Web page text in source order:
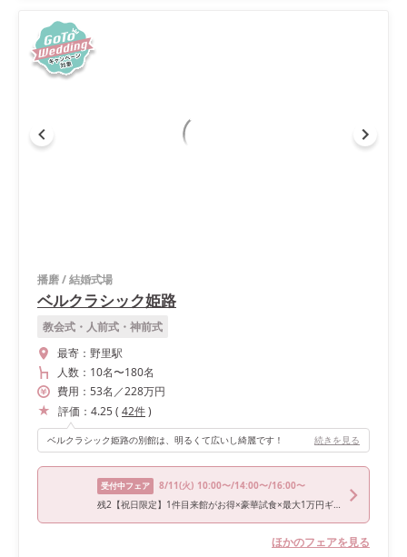
播磨/結婚式場
ベルクラシック姫路
教会式・人前式・神前式
最寄： 野里駅
人数： 10名〜180名
費用： 53名 ／228万円
評価： 4.25( 42件)
ベルクラシック姫路の別館は、明るくて広いし綺麗です！ 続きを見る
受付中フェア 8/11(火) 10:00〜/14:00〜/16:00〜
残2【祝日限定】1件目来館がお得×豪華試食×最大1万円ギフト
ほかのフェアを見る